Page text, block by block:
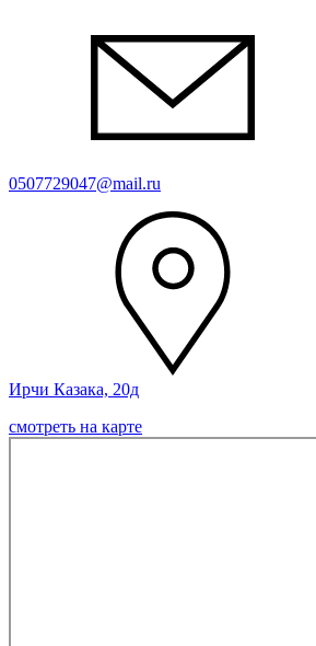
0507729047@mail.ru
Ирчи Казака, 20д
смотреть на карте